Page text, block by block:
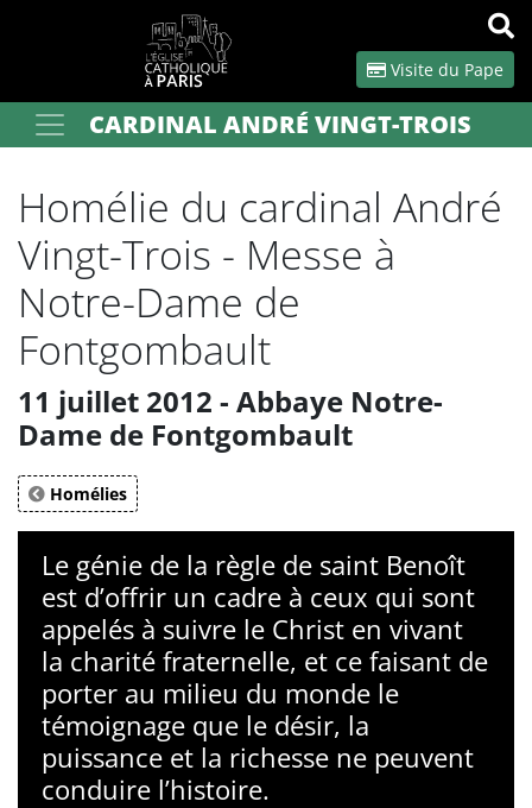
Visite du Pape
Votre recherche OK
CARDINAL ANDRÉ VINGT-TROIS
Homélie du cardinal André
Vingt-Trois - Messe à
Notre-Dame de
Fontgombault
11 juillet 2012 - Abbaye Notre-
Dame de Fontgombault
Homélies
Le génie de la règle de saint Benoît
est d’offrir un cadre à ceux qui sont
appelés à suivre le Christ en vivant
la charité fraternelle, et ce faisant de
porter au milieu du monde le
témoignage que le désir, la
puissance et la richesse ne peuvent
conduire l’histoire.
Panneau de gestion des cookies